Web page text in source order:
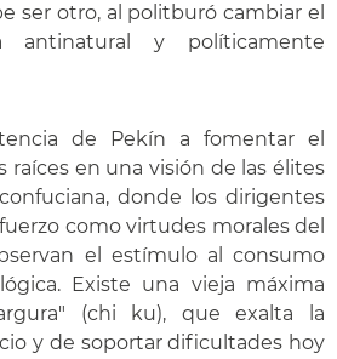
ser otro, al politburó cambiar el
antinatural y políticamente
de Pekín a fomentar el
raíces en una visión de las élites
donde los dirigentes
como virtudes morales del
el estímulo al consumo
Existe una vieja máxima
(chi ku), que exalta la
y de soportar dificultades hoy